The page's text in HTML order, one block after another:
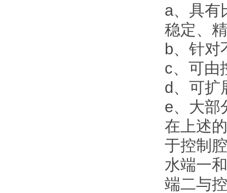
a、具有
稳定、
b、针对
c、可由
d、可扩
e、大部
在上述
于控制
水端一
端二与